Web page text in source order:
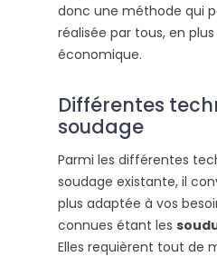
donc une méthode qui
réalisée par tous, en
économique.
Différentes
soudage
Parmi les différentes
soudage existante, il
plus adaptée à vos
connues étant les
Elles requièrent tout de